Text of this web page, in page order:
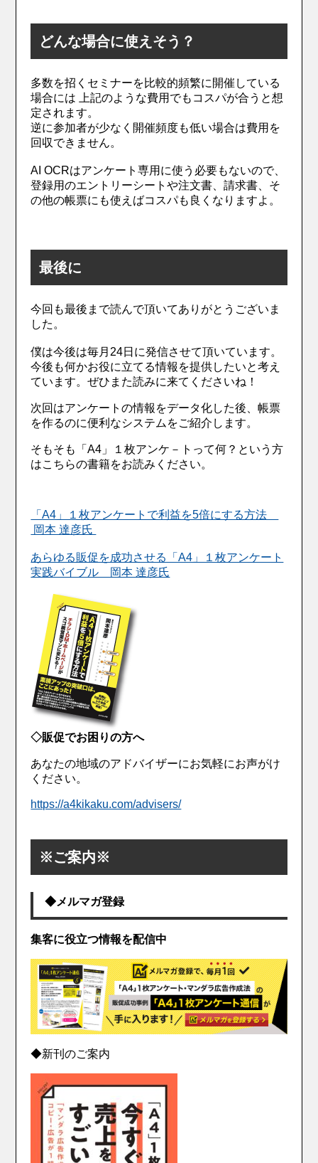
どんな場合に使えそう？
多数を招くセミナーを比較的頻繁に開催している
場合には 上記のような費用でもコスパが合うと想
定されます。
逆に参加者が少なく開催頻度も低い場合は費用を
回収できません。
AI OCRはアンケート専用に使う必要もないので、
登録用のエントリーシートや注文書、請求書、そ
の他の帳票にも使えばコスパも良くなりますよ。
最後に
今回も最後まで読んで頂いてありがとうございま
した。
僕は今後は毎月24日に発信させて頂いています。
今後も何かお役に立てる情報を提供したいと考え
ています。ぜひまた読みに来てくださいね！
次回はアンケートの情報をデータ化した後、帳票
を作るのに便利なシステムをご紹介します。
そもそも「A4」１枚アンケ－トって何？という方
はこちらの書籍をお読みください。
「A4」１枚アンケートで利益を5倍にする方法
岡本 達彦氏
あらゆる販促を成功させる「A4」１枚アンケート
実践バイブル 岡本 達彦氏
◇販促でお困りの方へ
あなたの地域のアドバイザーにお気軽にお声がけ
ください。
https://a4kikaku.com/advisers/
※ご案内※
◆メルマガ登録
集客に役立つ情報を配信中
◆新刊のご案内